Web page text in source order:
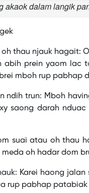
akaok dalam langik
thau njauk hagait:
prein yaom lac
mboh rup pabhap
ndih trun: Mboh
saong darah
suai atau oh thau
meda oh hadar dom
Karei haong
rup pabhap patabiak